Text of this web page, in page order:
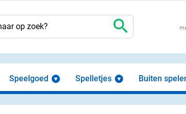
search
Speelgoed Spelletjes Buiten